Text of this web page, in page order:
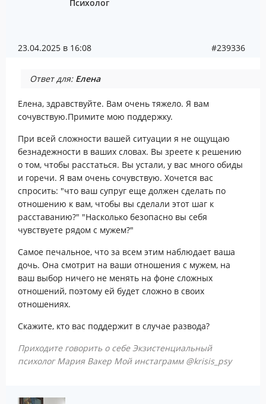
Психолог
23.04.2025 в 16:08 #239336
Ответ для: Елена
Елена, здравствуйте. Вам очень тяжело. Я вам
сочувствую.Примите мою поддержку.
При всей сложности вашей ситуации я не ощущаю
безнадежности в ваших словах. Вы зреете к решению
о том, чтобы расстаться. Вы устали, у вас много обиды
и горечи. Я вам очень сочувствую. Хочется вас
спросить: "что ваш супруг еще должен сделать по
отношению к вам, чтобы вы сделали этот шаг к
расставанию?" "Насколько безопасно вы себя
чувствуете рядом с мужем?"
Самое печальное, что за всем этим наблюдает ваша
дочь. Она смотрит на ваши отношения с мужем, на
ваш выбор ничего не менять на фоне сложных
отношений, поэтому ей будет сложно в своих
отношениях.
Скажите, кто вас поддержит в случае развода?
Приходите говорить о себе Экзистенциальный
психолог Мария Вакер Мой инстаграмм @krisis_psy